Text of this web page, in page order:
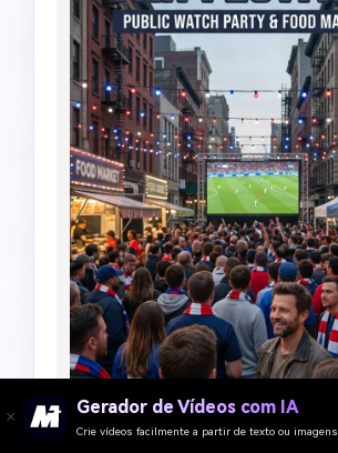
Gerador de Vídeos com IA
Crie vídeos facilmente a partir de texto ou imagens